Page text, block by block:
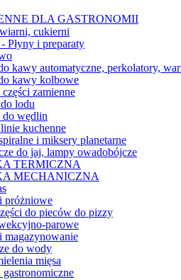
DLA GASTRONOMII
cukierni
Płyny i preparaty
kawy automatyczne, perkolatory,
kawy kolbowe
zamienne
lodu
do wędlin
kuchenne
i miksery planetarne
do jaj, lampy owadobójcze
TERMICZNA
MECHANICZNA
próżniowe
do pieców do pizzy
parowe
magazynowanie
do wody
mięsa